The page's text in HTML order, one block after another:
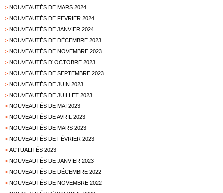
> NOUVEAUTÉS DE MARS 2024
> NOUVEAUTÉS DE FEVRIER 2024
> NOUVEAUTÉS DE JANVIER 2024
> NOUVEAUTÉS DE DÉCEMBRE 2023
> NOUVEAUTÉS DE NOVEMBRE 2023
> NOUVEAUTÉS D´OCTOBRE 2023
> NOUVEAUTÉS DE SEPTEMBRE 2023
> NOUVEAUTÉS DE JUIN 2023
> NOUVEAUTÉS DE JUILLET 2023
> NOUVEAUTÉS DE MAI 2023
> NOUVEAUTÉS DE AVRIL 2023
> NOUVEAUTÉS DE MARS 2023
> NOUVEAUTÉS DE FÉVRIER 2023
> ACTUALITÉS 2023
> NOUVEAUTÉS DE JANVIER 2023
> NOUVEAUTÉS DE DÉCEMBRE 2022
> NOUVEAUTÉS DE NOVEMBRE 2022